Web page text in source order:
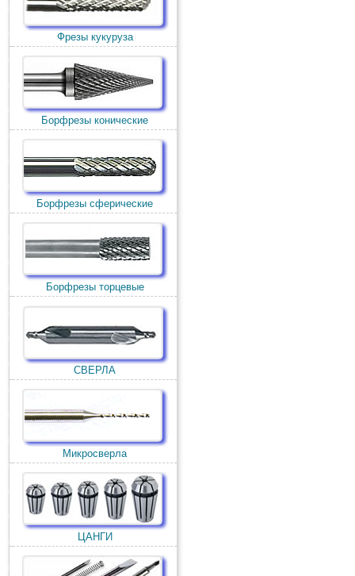
Фрезы кукуруза
Борфрезы конические
Борфрезы сферические
Борфрезы торцевые
СВЕРЛА
Микросверла
ЦАНГИ